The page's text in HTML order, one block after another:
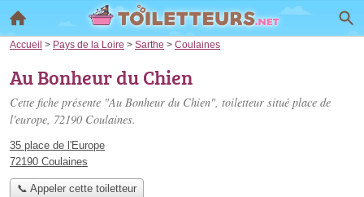
Accueil > Pays de la Loire > Sarthe > Coulaines
Au Bonheur du Chien
Cette fiche présente "Au Bonheur du Chien", toiletteur situé place de
l'europe, 72190 Coulaines.
35 place de l'Europe
72190 Coulaines
📞 Appeler cette toiletteur